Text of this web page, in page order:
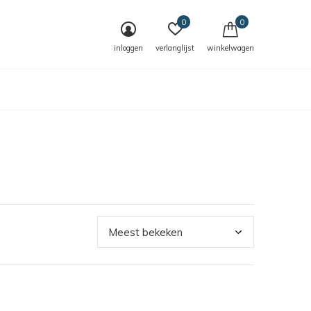
inloggen verlanglijst
0
winkelwagen
0